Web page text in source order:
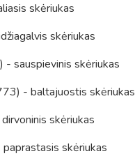
skėriukas
skėriukas
- sauspievinis skėriukas
- baltajuostis skėriukas
skėriukas
skėriukas